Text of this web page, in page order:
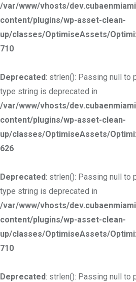
/var/www/vhosts/
content/plugins/wp-asset-clean-
up/classes/OptimiseAssets/
710
Deprecated: strlen(): Passing null to
type string is deprecated in
/var/www/vhosts/
content/plugins/wp-asset-clean-
up/classes/OptimiseAssets/
626
Deprecated: strlen(): Passing null to
type string is deprecated in
/var/www/vhosts/
content/plugins/wp-asset-clean-
up/classes/OptimiseAssets/
710
Deprecated: strlen(): Passing null to